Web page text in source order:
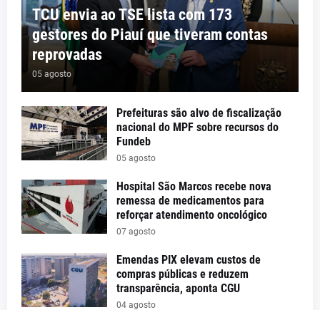
TCU envia ao TSE lista com 173
gestores do Piauí que tiveram contas
reprovadas
05 agosto
Prefeituras são alvo de fiscalização
nacional do MPF sobre recursos do
Fundeb
05 agosto
Hospital São Marcos recebe nova
remessa de medicamentos para
reforçar atendimento oncológico
07 agosto
Emendas PIX elevam custos de
compras públicas e reduzem
transparência, aponta CGU
04 agosto